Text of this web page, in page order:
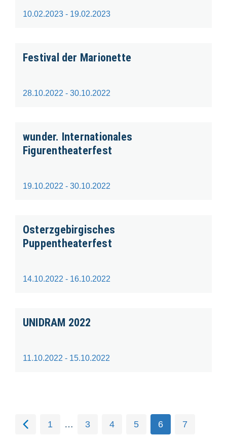
10.02.2023 - 19.02.2023
Festival der Marionette
28.10.2022 - 30.10.2022
wunder. Internationales
Figurentheaterfest
19.10.2022 - 30.10.2022
Osterzgebirgisches
Puppentheaterfest
14.10.2022 - 16.10.2022
UNIDRAM 2022
11.10.2022 - 15.10.2022
1 … 3 4 5 6 7